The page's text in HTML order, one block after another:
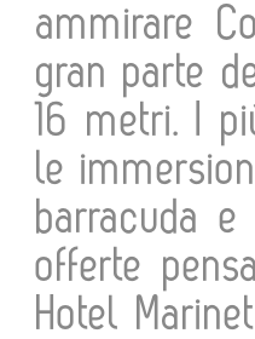
ammirare
gran parte
16 metri. I
le
barracuda
offerte
Hotel